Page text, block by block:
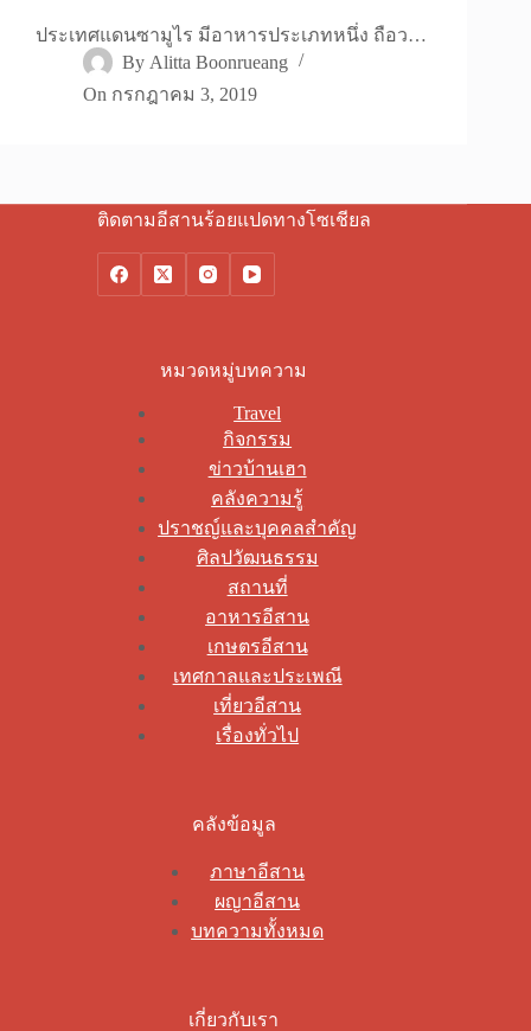
ประเทศแดนซามูไร มีอาหารประเภทหนึ่ง ถือว…
By Alitta Boonrueang
On กรกฎาคม 3, 2019
ติดตามอีสานร้อยแปดทางโซเชียล
หมวดหมู่บทความ
Travel
กิจกรรม
ข่าวบ้านเฮา
คลังความรู้
ปราชญ์และบุคคลสำคัญ
ศิลปวัฒนธรรม
สถานที่
อาหารอีสาน
เกษตรอีสาน
เทศกาลและประเพณี
เที่ยวอีสาน
เรื่องทั่วไป
คลังข้อมูล
ภาษาอีสาน
ผญาอีสาน
บทความทั้งหมด
เกี่ยวกับเรา